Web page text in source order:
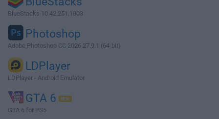
BlueStacks 10.42.251.1003
Photoshop
Adobe Photoshop CC 2026 27.9.1 (64-bit)
LDPlayer
LDPlayer - Android Emulator
GTA 6
GTA 6 for PS5